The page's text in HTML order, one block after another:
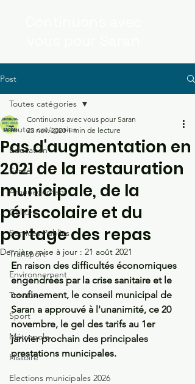
Post
Toutes catégories
Education
Santé
Aménagement
Culture
Services Publics
Transport
Environnement
Travaux
Sport
Métropole
Histoire
Elections municipales 2026
Toutes catégories
Pas d'augmentation en
2021 de la restauration
municipale, de la
périscolaire et du
portage des repas
Continuons avec vous pour Saran
23 nov. 2020 1 min de lecture
Dernière mise à jour : 21 août 2021
En raison des difficultés économiques
engendrées par la crise sanitaire et le
confinement, le conseil municipal de
Saran a approuvé à l'unanimité, ce 20
novembre, le gel des tarifs au 1er
janvier prochain des principales
prestations municipales.